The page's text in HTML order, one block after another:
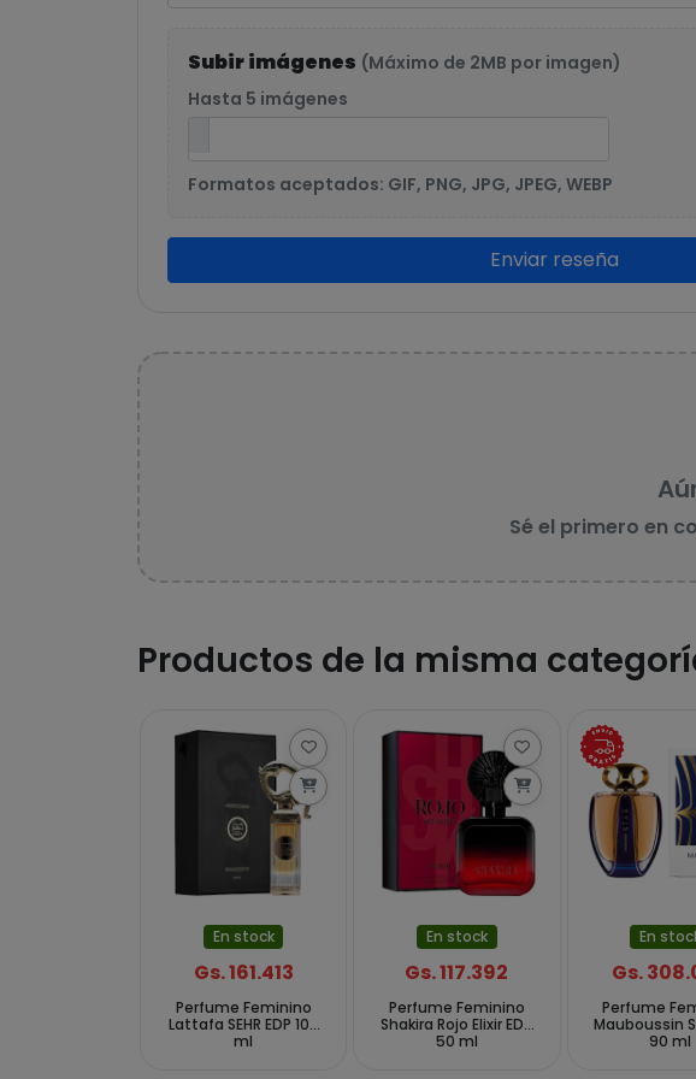
Subir imágenes (Máximo de 2MB por imagen)
Hasta 5 imágenes
Formatos aceptados: GIF, PNG, JPG, JPEG, WEBP
Enviar reseña
Sé el primero en
Productos de la misma
En stock
Gs. 161.413
Perfume Feminino
Lattafa SEHR EDP 100
ml
En stock
Gs. 117.392
Perfume Feminino
Shakira Rojo Elixir EDP
50 ml
En
Gs.
Perfume
Mauboussin
90 ml